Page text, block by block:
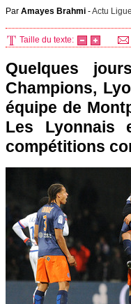
Par Amayes Brahmi -Actu
Taille du texte:
Quelques
Champions,
équipe de
Les Lyonnais
compétitions